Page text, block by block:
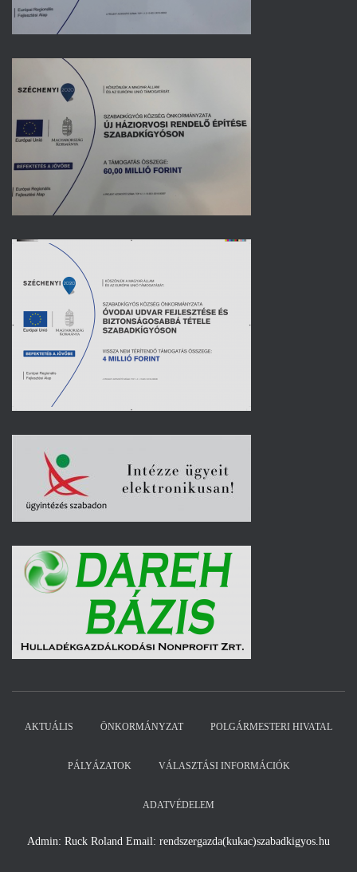
AKTUÁLIS ÖNKORMÁNYZAT POLGÁRMESTERI HIVATAL
PÁLYÁZATOK VÁLASZTÁSI INFORMÁCIÓK
ADATVÉDELEM
Admin: Ruck Roland Email: rendszergazda(kukac)szabadkigyos.hu